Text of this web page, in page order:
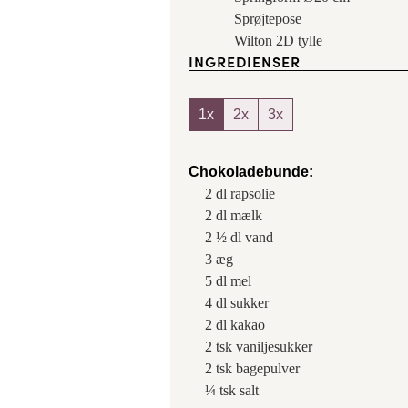
Sprøjtepose
Wilton 2D tylle
INGREDIENSER
1x 2x 3x
Chokoladebunde:
2 dl rapsolie
2 dl mælk
2 ½ dl vand
3 æg
5 dl mel
4 dl sukker
2 dl kakao
2 tsk vaniljesukker
2 tsk bagepulver
¼ tsk salt